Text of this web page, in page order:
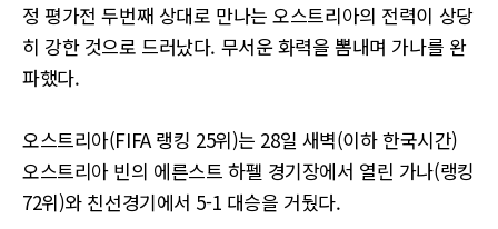
정 평가전 두번째 상대로 만나는 오스트리아의 전력이 상당
히 강한 것으로 드러났다. 무서운 화력을 뽐내며 가나를 완
파했다.
오스트리아(FIFA 랭킹 25위)는 28일 새벽(이하 한국시간)
오스트리아 빈의 에른스트 하펠 경기장에서 열린 가나(랭킹
72위)와 친선경기에서 5-1 대승을 거뒀다.